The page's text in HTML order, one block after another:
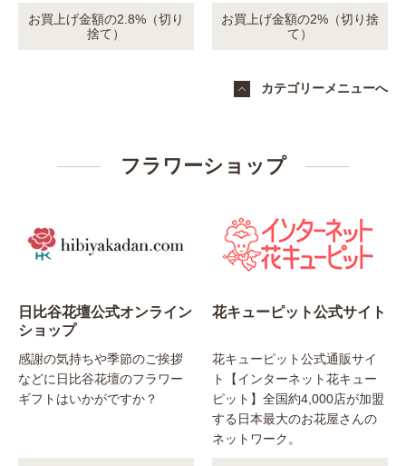
お買上げ金額の2.8%（切り
捨て）
お買上げ金額の2%（切り捨
て）
カテゴリーメニューへ
フラワーショップ
日比谷花壇公式オンライン
ショップ
感謝の気持ちや季節のご挨拶
などに日比谷花壇のフラワー
ギフトはいかがですか？
花キューピット公式サイト
花キューピット公式通販サイ
ト【インターネット花キュー
ピット】全国約4,000店が加盟
する日本最大のお花屋さんの
ネットワーク。